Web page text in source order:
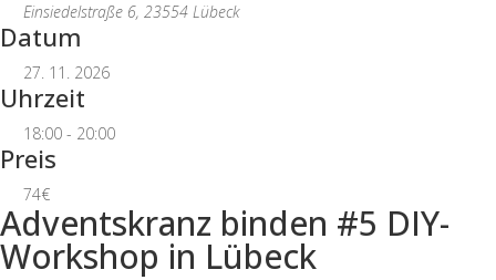
Einsiedelstraße 6, 23554 Lübeck
Datum
27. 11. 2026
Uhrzeit
18:00 - 20:00
Preis
74€
Adventskranz binden #5 DIY-
Workshop in Lübeck